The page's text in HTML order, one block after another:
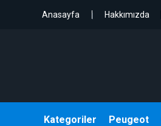
Anasayfa Hakkımızda
Kategoriler Peugeot